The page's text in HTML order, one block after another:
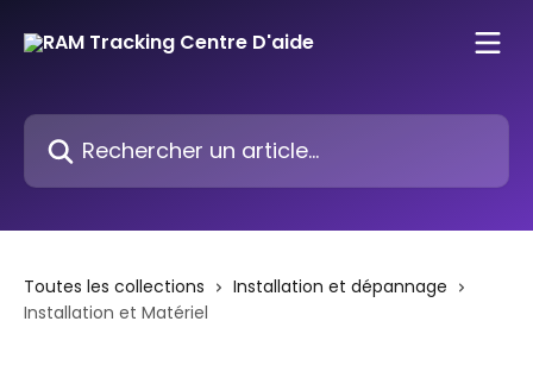
Rechercher un article...
Toutes les collections
Installation et dépannage
Installation et Matériel